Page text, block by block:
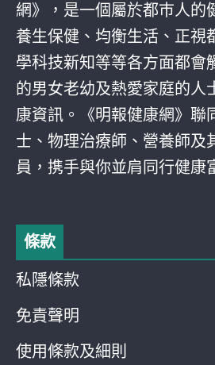
網》，是一個屬於都巿人的
養生保健、均衡生活、正視
學科技新知等等各方面都會
的男女老幼及熱愛家庭的人
康資訊。《明報健康網》聯
士、物理治療師、營養師及
員，携手與你並肩同行健康
條款
私隱條款
免責聲明
使用條款及細則